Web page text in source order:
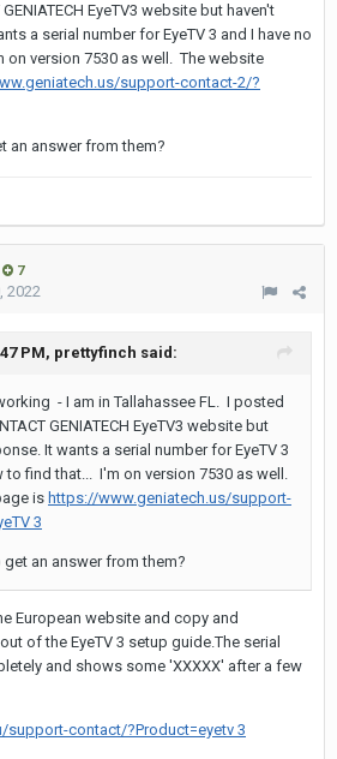
EyeTV3 website but haven't
a serial number for EyeTV 3 and I have no
on version 7530 as well. The website
support-contact-2/?
an answer from them?
7
2022
PM, prettyfinch said:
- I am in Tallahassee FL. I posted
GENIATECH EyeTV3 website but
It wants a serial number for EyeTV 3
to find that... I'm on version 7530 as well.
is https://www.geniatech.us/support-
3
an answer from them?
European website and copy and
of the EyeTV 3 setup guide.The serial
and shows some 'XXXXX' after a few
support-contact/?Product=eyetv 3